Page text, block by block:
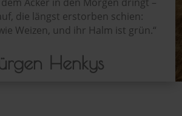
die längst erstorben schien:
Weizen, und ihr Halm ist grün.“
Henkys